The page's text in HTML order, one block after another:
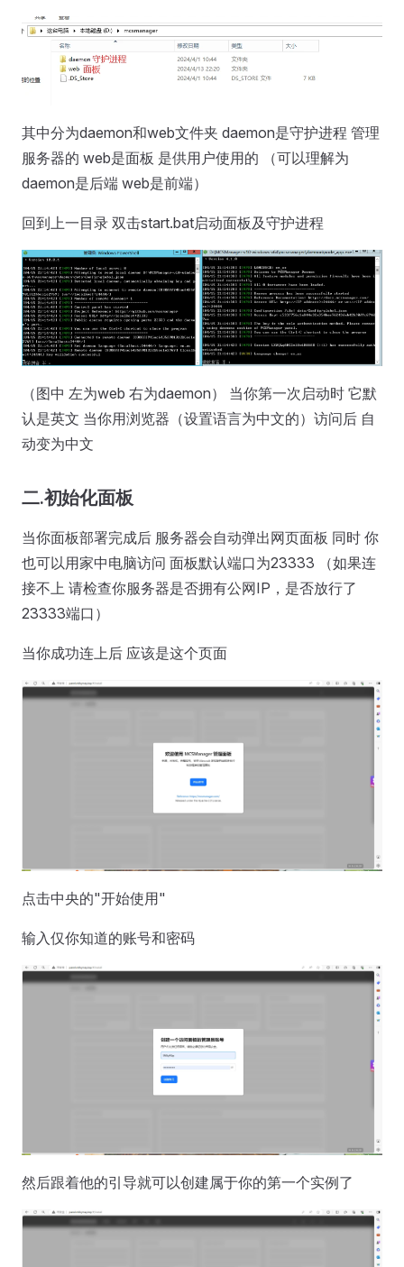
其中分为daemon和web文件夹 daemon是守护进程 管理
服务器的 web是面板 是供用户使用的 （可以理解为
daemon是后端 web是前端）
回到上一目录 双击start.bat启动面板及守护进程
（图中 左为web 右为daemon） 当你第一次启动时 它默
认是英文 当你用浏览器（设置语言为中文的）访问后 自
动变为中文
二.初始化面板
当你面板部署完成后 服务器会自动弹出网页面板 同时 你
也可以用家中电脑访问 面板默认端口为23333 （如果连
接不上 请检查你服务器是否拥有公网IP，是否放行了
23333端口）
当你成功连上后 应该是这个页面
点击中央的"开始使用"
输入仅你知道的账号和密码
然后跟着他的引导就可以创建属于你的第一个实例了